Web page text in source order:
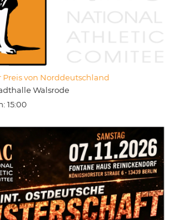
Preis von Norddeutschland
Walsrode
15:00